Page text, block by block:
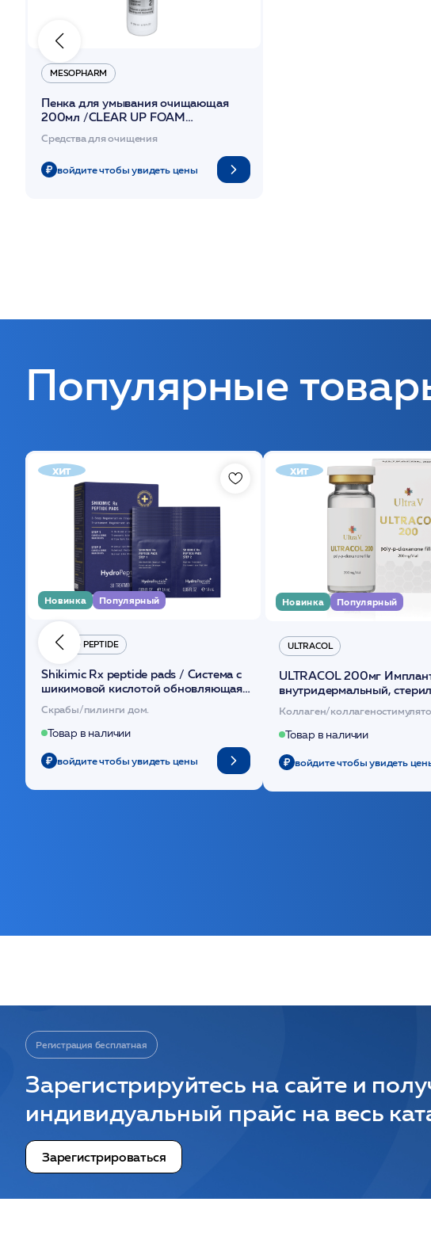
MESOPHARM
Пенка для умывания очищающая
200мл /CLEAR UP FOAM
/MESOPHARM
Средства для очищения
войдите чтобы увидеть цены
Популярные
хит
Новинка Популярный
HYDRO PEPTIDE
Shikimic Rx peptide pads / Cистема с
шикимовой кислотой обновляющая
(30шт) /HP
Скрабы/пилинги дом.
Товар в наличии
войдите чтобы увидеть цены
хит
Новинка Популярный
ULTRACOL
ULTRACOL 200мг
внутридермальный,
основе полидиоксанона /
Коллаген/
Товар в наличии
войдите чтобы увидеть
Регистрация бесплатная
Зарегистрируйтесь на сайте и
индивидуальный прайс на весь
Зарегистрироваться